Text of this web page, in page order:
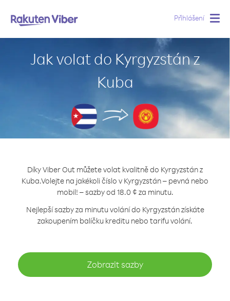
Přihlášení
Jak volat do Kyrgyzstán z
Kuba
Díky Viber Out můžete volat kvalitně do Kyrgyzstán z
Kuba.Volejte na jakékoli číslo v Kyrgyzstán – pevná nebo
mobil! – sazby od 18.0 ¢ za minutu.
Nejlepší sazby za minutu volání do Kyrgyzstán získáte
zakoupením balíčku kreditu nebo tarifu volání.
Zobrazit sazby